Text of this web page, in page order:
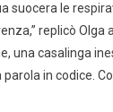
suocera le
replicò Olga
una casalinga
in codice.